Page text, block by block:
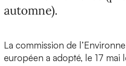
automne).
La commission de
européen a adopté, le 17 mai